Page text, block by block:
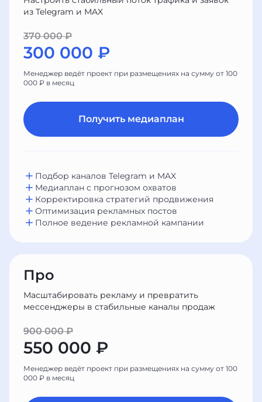
из Telegram и MAX
370 000 ₽
300 000 ₽
Менеджер ведёт проект при размещениях на сумму от 100
000 ₽ в месяц
Получить медиаплан
Подбор каналов Telegram и MAX
Медиаплан с прогнозом охватов
Корректировка стратегий продвижения
Оптимизация рекламных постов
Полное ведение рекламной кампании
Про
Масштабировать рекламу и превратить
мессенджеры в стабильные каналы продаж
900 000 ₽
550 000 ₽
Менеджер ведёт проект при размещениях на сумму от 100
000 ₽ в месяц